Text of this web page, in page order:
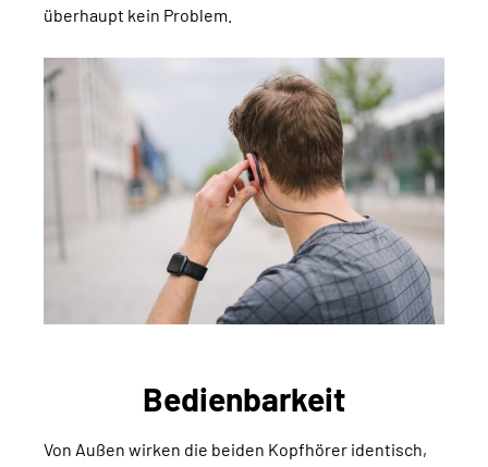
überhaupt kein Problem.
Bedienbarkeit
Von Außen wirken die beiden Kopfhörer identisch,